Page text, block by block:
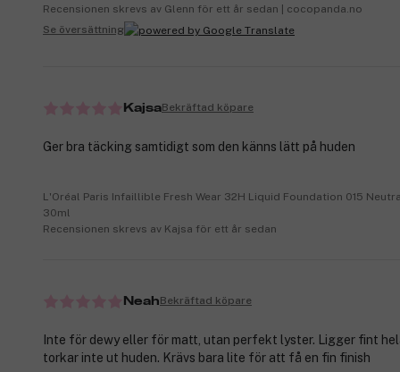
Recensionen skrevs av Glenn för ett år sedan | cocopanda.no
Se översättning
KajsaBekräftad köpare
Ger bra täcking samtidigt som den känns lätt på huden
L'Oréal Paris Infaillible Fresh Wear 32H Liquid Foundation 015
30ml
Recensionen skrevs av Kajsa för ett år sedan
NeahBekräftad köpare
Inte för dewy eller för matt, utan perfekt lyster. Ligger fint
torkar inte ut huden. Krävs bara lite för att få en fin finish